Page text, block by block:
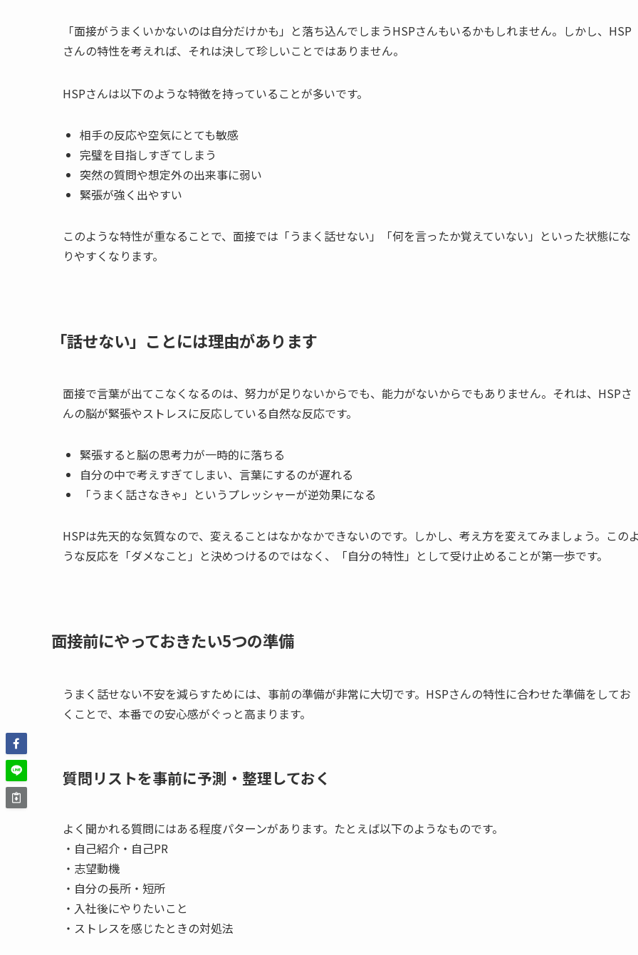
「面接がうまくいかないのは自分だけかも」と落ち込んでしまうHSPさんもいるかもしれません。しかし、HSP
さんの特性を考えれば、それは決して珍しいことではありません。
HSPさんは以下のような特徴を持っていることが多いです。
相手の反応や空気にとても敏感
完璧を目指しすぎてしまう
突然の質問や想定外の出来事に弱い
緊張が強く出やすい
このような特性が重なることで、面接では「うまく話せない」「何を言ったか覚えていない」といった状態にな
りやすくなります。
「話せない」ことには理由があります
面接で言葉が出てこなくなるのは、努力が足りないからでも、能力がないからでもありません。それは、HSPさ
んの脳が緊張やストレスに反応している自然な反応です。
緊張すると脳の思考力が一時的に落ちる
自分の中で考えすぎてしまい、言葉にするのが遅れる
「うまく話さなきゃ」というプレッシャーが逆効果になる
HSPは先天的な気質なので、変えることはなかなかできないのです。しかし、考え方を変えてみましょう。この
うな反応を「ダメなこと」と決めつけるのではなく、「自分の特性」として受け止めることが第一歩です。
面接前にやっておきたい5つの準備
うまく話せない不安を減らすためには、事前の準備が非常に大切です。HSPさんの特性に合わせた準備をしてお
くことで、本番での安心感がぐっと高まります。
質問リストを事前に予測・整理しておく
よく聞かれる質問にはある程度パターンがあります。たとえば以下のようなものです。
・自己紹介・自己PR
・志望動機
・自分の長所・短所
・入社後にやりたいこと
・ストレスを感じたときの対処法